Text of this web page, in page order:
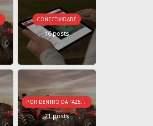
CONECTIVIDADE
16 posts
21 posts